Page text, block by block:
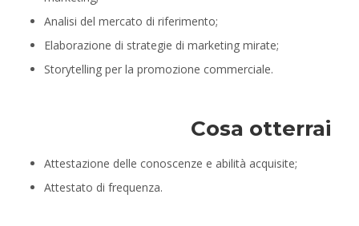
Analisi del mercato di riferimento;
Elaborazione di strategie di marketing mirate;
Storytelling per la promozione commerciale.
Cosa otterrai
Attestazione delle conoscenze e abilità acquisite;
Attestato di frequenza.